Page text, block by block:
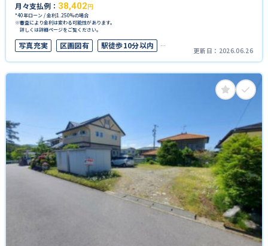
月々支払例： 38,402 円
*40年ローン / 金利1.250%の場合
※審査により金利は変わる可能性があります。
詳しくは詳細ページをご覧ください。
写真充実 区画図有
駅徒歩10分以内
50坪以上
上下水道完備
更新日： 2026.06.26